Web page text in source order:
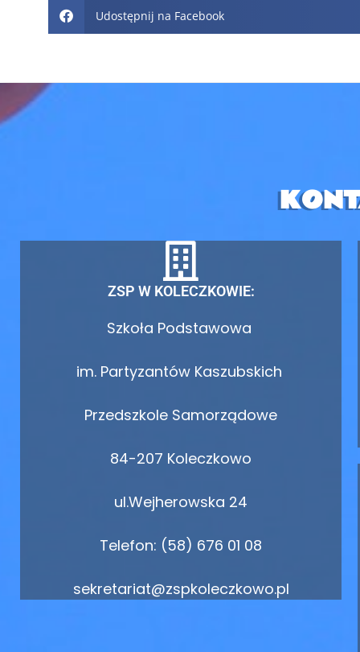
Udostępnij na Facebook
ZSP W KOLECZKOWIE:
Szkoła Podstawowa
im. Partyzantów Kaszubskich
Przedszkole Samorządowe
84-207 Koleczkowo
ul.Wejherowska 24
Telefon: (58) 676 01 08
sekretariat@zspkoleczkowo.pl